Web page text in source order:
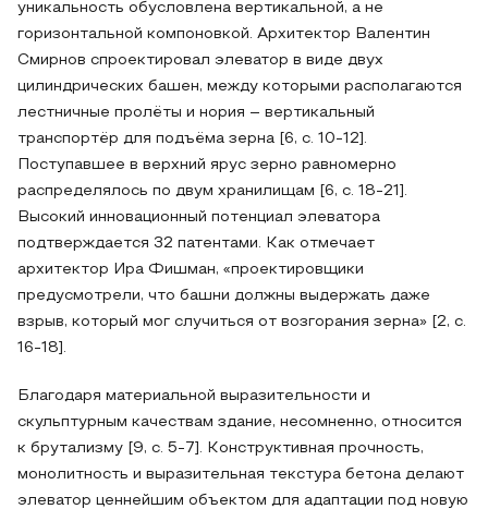
уникальность обусловлена вертикальной, а не
горизонтальной компоновкой. Архитектор Валентин
Смирнов спроектировал элеватор в виде двух
цилиндрических башен, между которыми располагаются
лестничные пролёты и нория – вертикальный
транспортёр для подъёма зерна [6, с. 10-12].
Поступавшее в верхний ярус зерно равномерно
распределялось по двум хранилищам [6, с. 18-21].
Высокий инновационный потенциал элеватора
подтверждается 32 патентами. Как отмечает
архитектор Ира Фишман, «проектировщики
предусмотрели, что башни должны выдержать даже
взрыв, который мог случиться от возгорания зерна» [2, с.
16-18].
Благодаря материальной выразительности и
скульптурным качествам здание, несомненно, относится
к брутализму [9, с. 5-7]. Конструктивная прочность,
монолитность и выразительная текстура бетона делают
элеватор ценнейшим объектом для адаптации под новую